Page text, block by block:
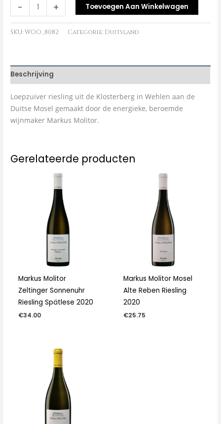
- + Toevoegen Aan Winkelwagen
SKU:WOO_8082 Categorie: Duitsland
Beschrijving
Loepzuiver riesling uit de Klosterberg in Wehlen aan de
Duitse Mosel gemaakt door de energieke, beroemde
wijnmaker Markus Molitor.
Gerelateerde producten
Markus Molitor
Zeltinger Sonnenuhr
Riesling Spätlese 2020
€34.00
Markus Molitor Mosel
Alte Reben Riesling
2020
€25.75